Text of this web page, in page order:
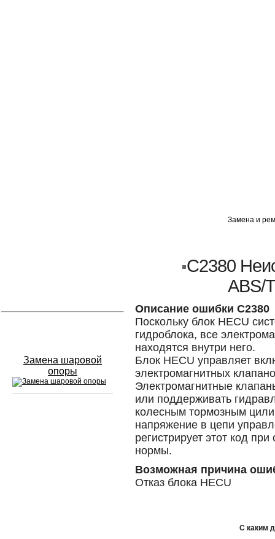
Замена шаровой
опоры
Замена и
C2380
ABS/
Описание ошибки C2380
Поскольку блок HECU
гидроблока, все
находятся внутри него.
Блок HECU управляет
электромагнитных
Электромагнитные
или поддерживать
колесным тормозным
напряжение в цепи
регистрирует этот код
нормы.
Возможная причина
Отказ блока HECU
С каким